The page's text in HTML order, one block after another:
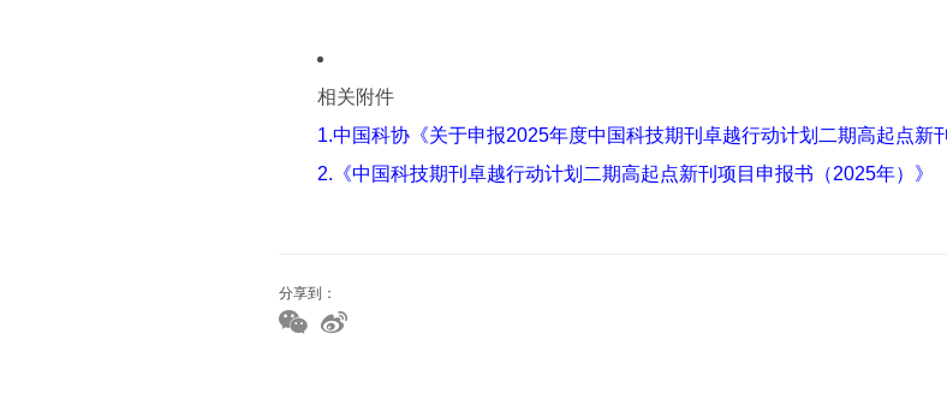
相关附件
1.中国科协《关于申报2025年度中国科技期刊卓越行动计划二期高起点新
2.《中国科技期刊卓越行动计划二期高起点新刊项目申报书（2025年）》
分享到：